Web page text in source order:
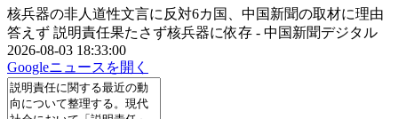
核兵器の非人道性文言に反対6カ国、中国新聞の取材に理由
答えず 説明責任果たさず核兵器に依存 - 中国新聞デジタル
2026-08-03 18:33:00
Googleニュースを開く